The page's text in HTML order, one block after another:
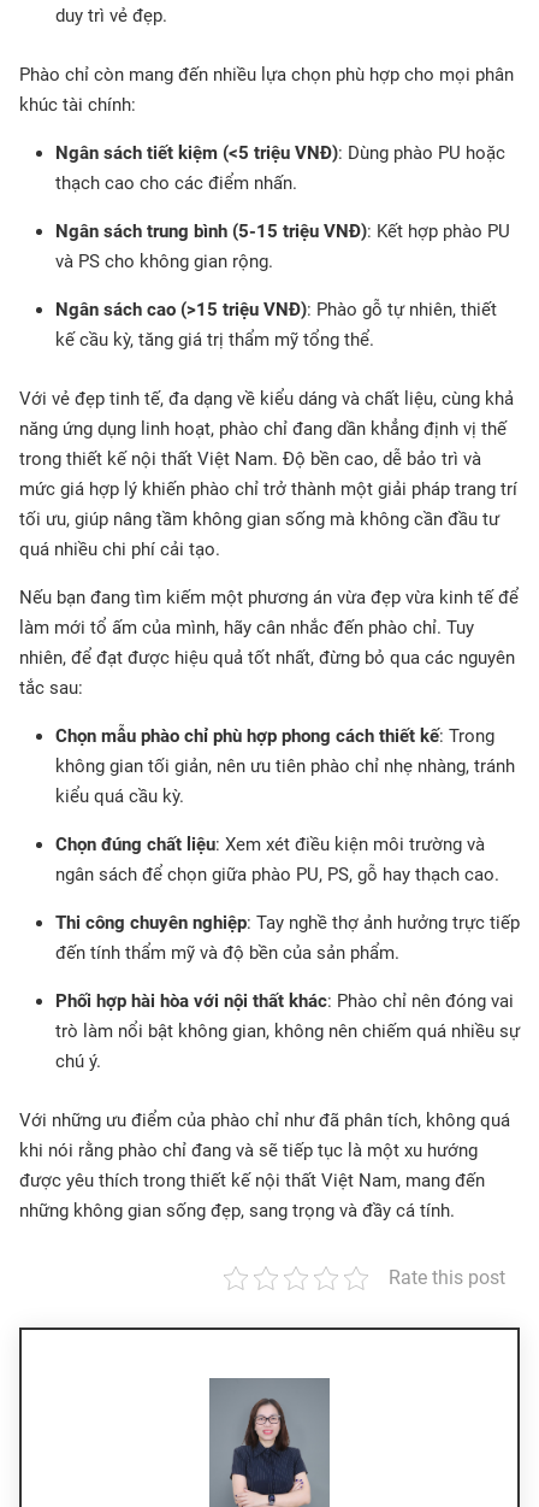
duy trì vẻ đẹp.
Phào chỉ còn mang đến nhiều lựa chọn phù hợp cho mọi phân
khúc tài chính:
Ngân sách tiết kiệm (<5 triệu VNĐ): Dùng phào PU hoặc
thạch cao cho các điểm nhấn.
Ngân sách trung bình (5-15 triệu VNĐ): Kết hợp phào PU
và PS cho không gian rộng.
Ngân sách cao (>15 triệu VNĐ): Phào gỗ tự nhiên, thiết
kế cầu kỳ, tăng giá trị thẩm mỹ tổng thể.
Với vẻ đẹp tinh tế, đa dạng về kiểu dáng và chất liệu, cùng khả
năng ứng dụng linh hoạt, phào chỉ đang dần khẳng định vị thế
trong thiết kế nội thất Việt Nam. Độ bền cao, dễ bảo trì và
mức giá hợp lý khiến phào chỉ trở thành một giải pháp trang trí
tối ưu, giúp nâng tầm không gian sống mà không cần đầu tư
quá nhiều chi phí cải tạo.
Nếu bạn đang tìm kiếm một phương án vừa đẹp vừa kinh tế để
làm mới tổ ấm của mình, hãy cân nhắc đến phào chỉ. Tuy
nhiên, để đạt được hiệu quả tốt nhất, đừng bỏ qua các nguyên
tắc sau:
Chọn mẫu phào chỉ phù hợp phong cách thiết kế: Trong
không gian tối giản, nên ưu tiên phào chỉ nhẹ nhàng, tránh
kiểu quá cầu kỳ.
Chọn đúng chất liệu: Xem xét điều kiện môi trường và
ngân sách để chọn giữa phào PU, PS, gỗ hay thạch cao.
Thi công chuyên nghiệp: Tay nghề thợ ảnh hưởng trực tiếp
đến tính thẩm mỹ và độ bền của sản phẩm.
Phối hợp hài hòa với nội thất khác: Phào chỉ nên đóng vai
trò làm nổi bật không gian, không nên chiếm quá nhiều sự
chú ý.
Với những ưu điểm của phào chỉ như đã phân tích, không quá
khi nói rằng phào chỉ đang và sẽ tiếp tục là một xu hướng
được yêu thích trong thiết kế nội thất Việt Nam, mang đến
những không gian sống đẹp, sang trọng và đầy cá tính.
Rate this post